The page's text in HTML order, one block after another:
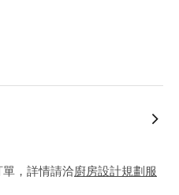
，詳情請洽廚房設計規劃服